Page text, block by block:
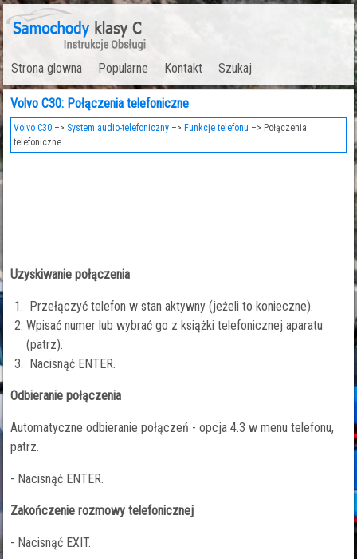
Strona glowna Popularne Kontakt Szukaj
Volvo C30: Połączenia telefoniczne
Volvo C30 –> System audio-telefoniczny –> Funkcje telefonu –> Połączenia
telefoniczne
Uzyskiwanie połączenia
Przełączyć telefon w stan aktywny (jeżeli to konieczne).
Wpisać numer lub wybrać go z książki telefonicznej aparatu
(patrz).
Nacisnąć ENTER.
Odbieranie połączenia
Automatyczne odbieranie połączeń - opcja 4.3 w menu telefonu,
patrz.
- Nacisnąć ENTER.
Zakończenie rozmowy telefonicznej
- Nacisnąć EXIT.